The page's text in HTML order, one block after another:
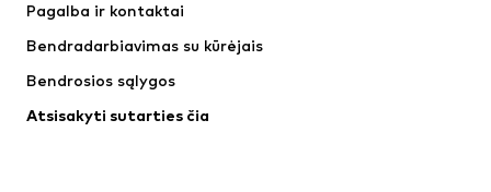
Apatiniai
Paltai
Pagalba ir kontaktai
Bendradarbiavimas su kūrėjais
Bendrosios sąlygos
Atsisakyti sutarties čia